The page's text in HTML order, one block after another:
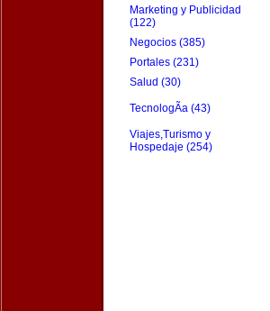
Marketing y Publicidad
(122)
Negocios (385)
Portales (231)
Salud (30)
TecnologÃ­a (43)
Viajes,Turismo y
Hospedaje (254)